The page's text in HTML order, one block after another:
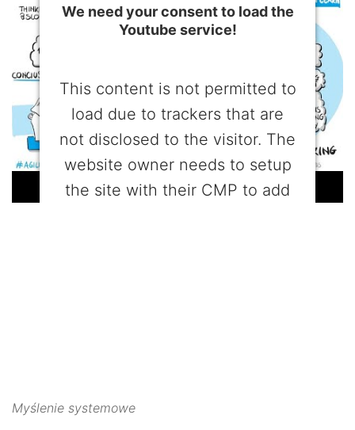
We need your consent to load the
Youtube service!
This content is not permitted to
load due to trackers that are
not disclosed to the visitor. The
website owner needs to setup
the site with their CMP to add
Myślenie systemowe